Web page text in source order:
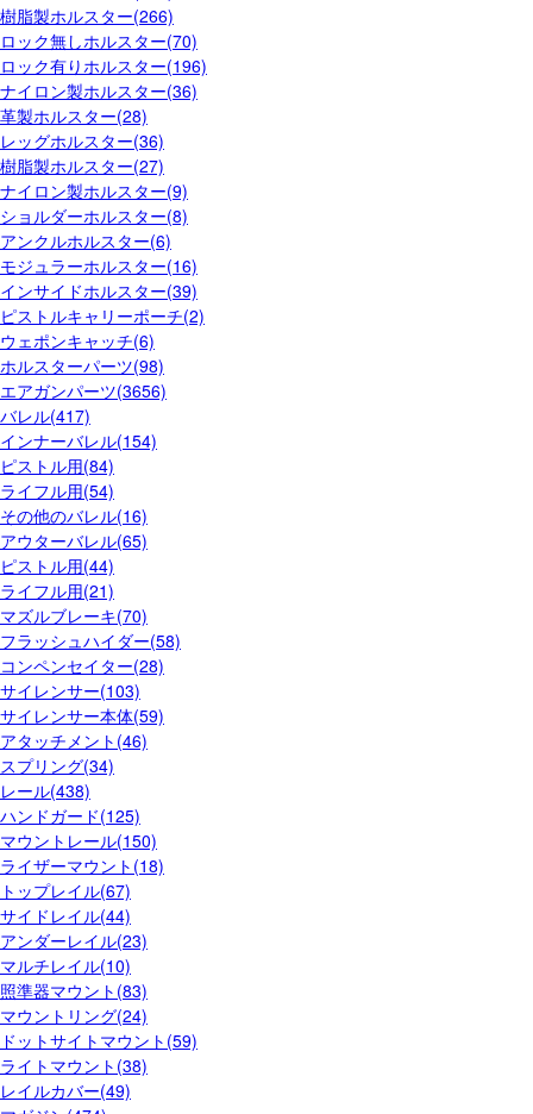
樹脂製ホルスター(266)
ロック無しホルスター(70)
ロック有りホルスター(196)
ナイロン製ホルスター(36)
革製ホルスター(28)
レッグホルスター(36)
樹脂製ホルスター(27)
ナイロン製ホルスター(9)
ショルダーホルスター(8)
アンクルホルスター(6)
モジュラーホルスター(16)
インサイドホルスター(39)
ピストルキャリーポーチ(2)
ウェポンキャッチ(6)
ホルスターパーツ(98)
エアガンパーツ(3656)
バレル(417)
インナーバレル(154)
ピストル用(84)
ライフル用(54)
その他のバレル(16)
アウターバレル(65)
ピストル用(44)
ライフル用(21)
マズルブレーキ(70)
フラッシュハイダー(58)
コンペンセイター(28)
サイレンサー(103)
サイレンサー本体(59)
アタッチメント(46)
スプリング(34)
レール(438)
ハンドガード(125)
マウントレール(150)
ライザーマウント(18)
トップレイル(67)
サイドレイル(44)
アンダーレイル(23)
マルチレイル(10)
照準器マウント(83)
マウントリング(24)
ドットサイトマウント(59)
ライトマウント(38)
レイルカバー(49)